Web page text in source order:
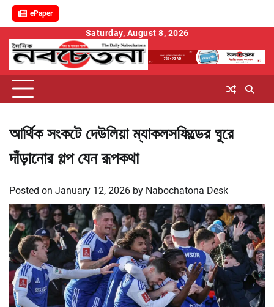
ePaper
content
Saturday, August 8, 2026
আর্থিক সংকটে দেউলিয়া ম্যাকলসফিল্ডের ঘুরে
দাঁড়ানোর গল্প যেন রূপকথা
Posted on January 12, 2026 by Nabochatona Desk